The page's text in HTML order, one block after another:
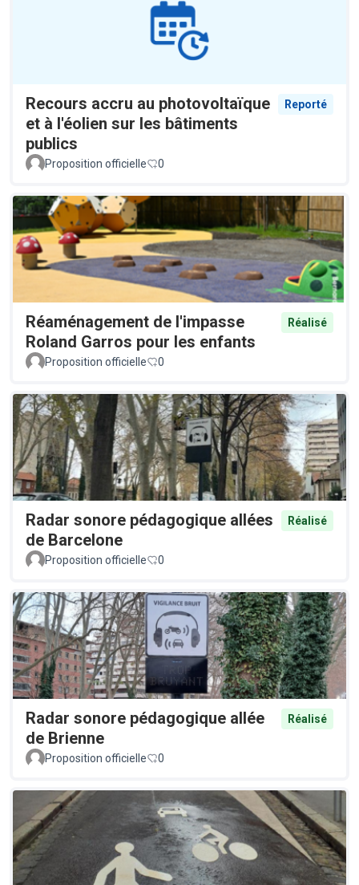
Recours accru au photovoltaïque
et à l'éolien sur les bâtiments
publics
Reporté
Proposition officielle 0
Réaménagement de l'impasse
Roland Garros pour les enfants
Réalisé
Proposition officielle 0
Radar sonore pédagogique allées
de Barcelone
Réalisé
Proposition officielle 0
Radar sonore pédagogique allée
de Brienne
Réalisé
Proposition officielle 0